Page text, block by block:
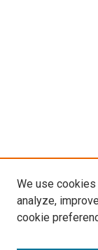
We use
analyze,
cookie